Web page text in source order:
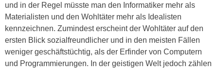
und in der Regel müsste man den Informatiker mehr als
Materialisten und den Wohltäter mehr als Idealisten
kennzeichnen. Zumindest erscheint der Wohltäter auf den
ersten Blick sozialfreundlicher und in den meisten Fällen
weniger geschäftstüchtig, als der Erfinder von Computern
und Programmierungen. In der geistigen Welt jedoch zählen